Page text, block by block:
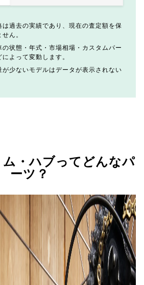
は過去の実績であり、現在の査定額を保
ん。
の状態・年式・市場相場・カスタムパー
よって変動します。
が少ないモデルはデータが表示されない
・ハブってどんなパ
ーツ？